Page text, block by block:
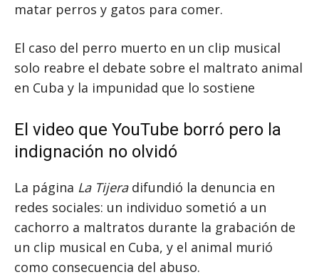
matar perros y gatos para comer.
El caso del perro muerto en un clip musical
solo reabre el debate sobre el maltrato animal
en Cuba y la impunidad que lo sostiene
El video que YouTube borró pero la
indignación no olvidó
La página La Tijeradifundió la denuncia en
redes sociales: un individuo sometió a un
cachorro a maltratos durante la grabación de
un clip musical en Cuba, y el animal murió
como consecuencia del abuso.